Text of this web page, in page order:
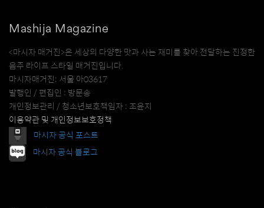
Mashija Magazine
<마시자 매거진>은 세상의 다양한 맛과 사는 재미를 찾아 전달하는 진정한
음주 라이프 스타일 매거진입니다.
마시자매거진: 서울 아03617
발행인 / 편집인 : 방문송
개인정보관리 / 청소년보호책임자 : 조윤지
이용약관 및 개인정보보호정책
마시자 공식 포스트
마시자 공식 블로그